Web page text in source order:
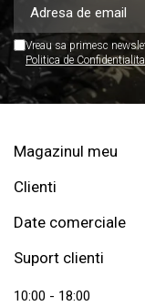
Vreau sa primesc
Politica de
Magazinul meu
Clienti
Date comerciale
Suport clienti
10:00 - 18:00